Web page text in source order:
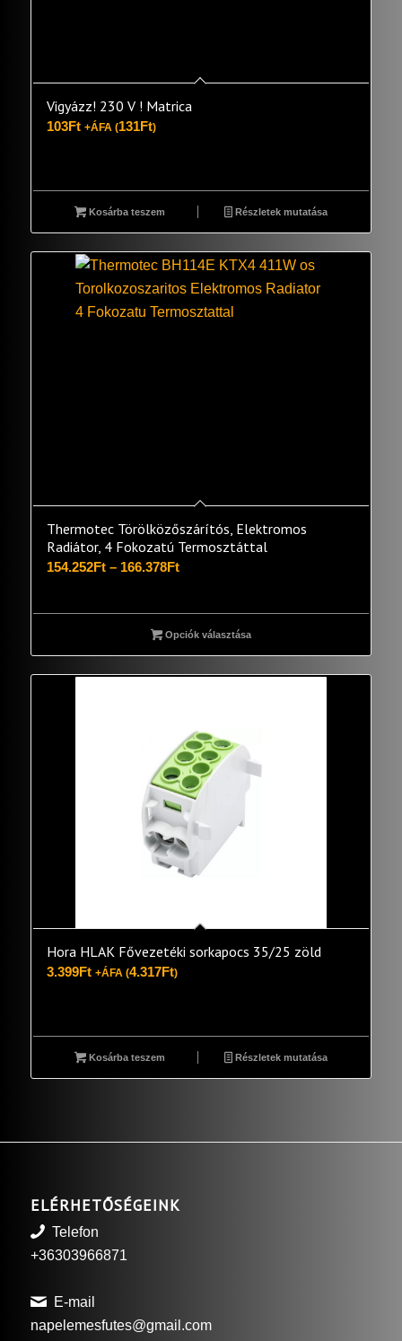
Vigyázz! 230 V ! Matrica
103Ft +ÁFA (131Ft)
Kosárba teszem Részletek mutatása
Thermotec Törölközőszárítós, Elektromos
Radiátor, 4 Fokozatú Termosztáttal
154.252Ft – 166.378FtÁrtartomány:
166.378Ft
Opciók választása
Hora HLAK Fővezetéki sorkapocs 35/25 zöld
3.399Ft +ÁFA (4.317Ft)
Kosárba teszem Részletek mutatása
ELÉRHETŐSÉGEINK
Telefon
+36303966871
E-mail
napelemesfutes@gmail.com